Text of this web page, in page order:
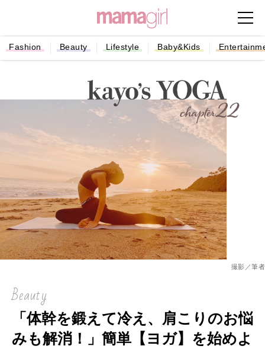
Fashion Beauty Lifestyle Baby&Kids
撮影／筆者
Beauty
「体幹を鍛えて冷え、肩こりのお悩
みも解消！」簡単【ヨガ】を始めよ